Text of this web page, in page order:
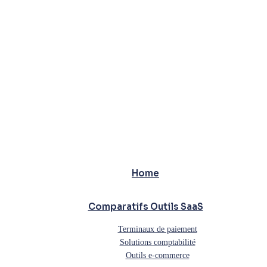
Home
Comparatifs Outils SaaS
Terminaux de paiement
Solutions comptabilité
Outils e-commerce